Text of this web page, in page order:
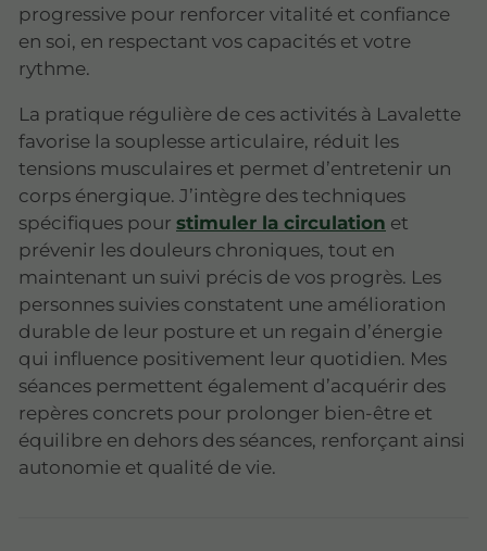
progressive pour renforcer vitalité et confiance
en soi, en respectant vos capacités et votre
rythme.
La pratique régulière de ces activités à Lavalette
favorise la souplesse articulaire, réduit les
tensions musculaires et permet d’entretenir un
corps énergique. J’intègre des techniques
spécifiques pour stimuler la circulation et
prévenir les douleurs chroniques, tout en
maintenant un suivi précis de vos progrès. Les
personnes suivies constatent une amélioration
durable de leur posture et un regain d’énergie
qui influence positivement leur quotidien. Mes
séances permettent également d’acquérir des
repères concrets pour prolonger bien-être et
équilibre en dehors des séances, renforçant ainsi
autonomie et qualité de vie.